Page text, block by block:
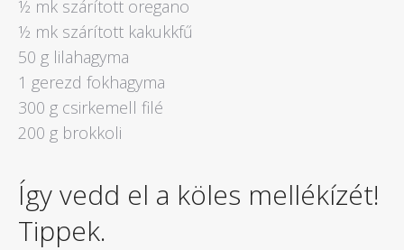
½ mk szárított oregano
½ mk szárított kakukkfű
50 g lilahagyma
1 gerezd fokhagyma
300 g csirkemell filé
200 g brokkoli
Így vedd el a köles mellékízét!
Tippek.